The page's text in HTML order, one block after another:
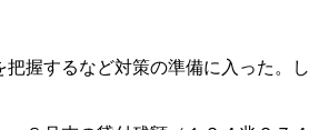
握するなど対策の準備に入った。し